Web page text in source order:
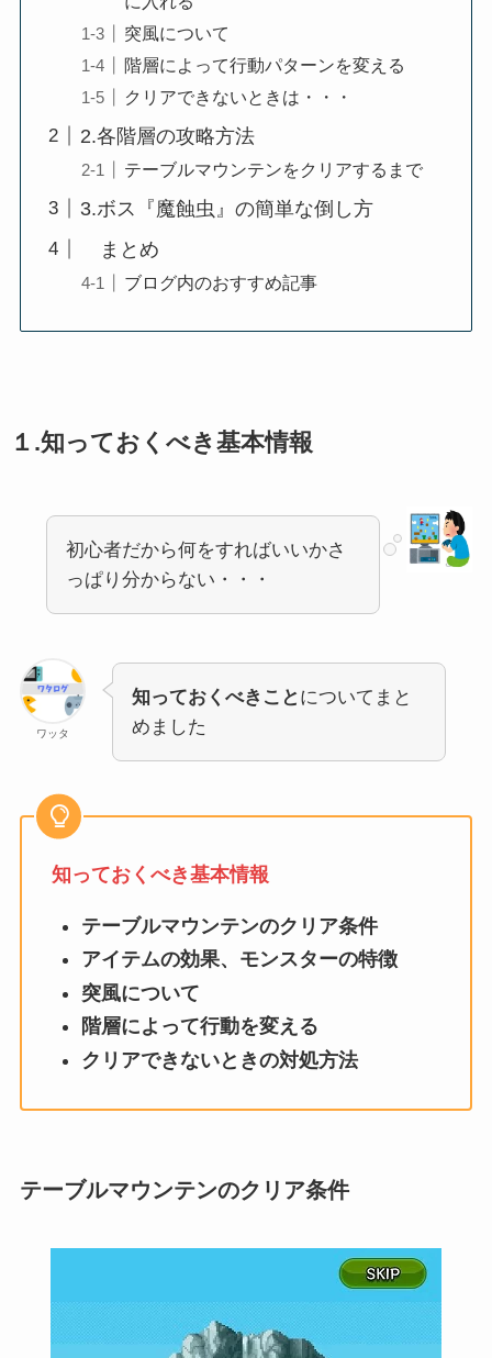
突風について
階層によって行動パターンを変える
クリアできないときは・・・
2.各階層の攻略方法
テーブルマウンテンをクリアするまで
3.ボス『魔蝕虫』の簡単な倒し方
まとめ
ブログ内のおすすめ記事
１.知っておくべき基本情報
初心者だから何をすればいいかさ
っぱり分からない・・・
ワッタ
知っておくべきこと についてまと
めました
知っておくべき基本情報
テーブルマウンテンのクリア条件
アイテムの効果、モンスターの特徴
突風について
階層によって行動を変える
クリアできないときの対処方法
テーブルマウンテンのクリア条件